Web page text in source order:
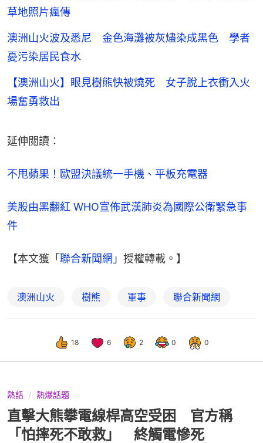
草地照片瘋傳
澳洲山火波及悉尼 金色海灘被灰燼染成黑色 學者
憂污染居民食水
【澳洲山火】眼見樹熊快被燒死 女子脫上衣衝入火
場奮勇救出
延伸閲讀：
不甩蘋果！歐盟決議統一手機、平板充電器
美股由黑翻紅 WHO宣佈武漢肺炎為國際公衛緊急事
件
【本文獲「 聯合新聞網 」授權轉載。】
澳洲山火 樹熊 軍事 聯合新聞網
18 6 2 0 0
熱話 熱爆話題
直擊大熊攀電線桿高空受困 官方稱
「怕摔死不敢救」 終觸電慘死